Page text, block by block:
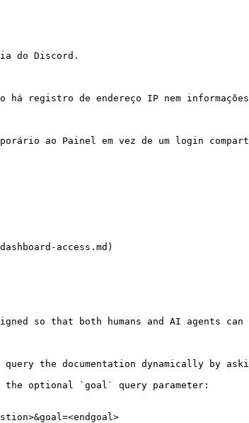
do Discord.
registro de endereço IP nem
ao Painel em vez de um login
access.md)
so that both humans and AI agents
the documentation dynamically by
the optional `goal` query parameter: